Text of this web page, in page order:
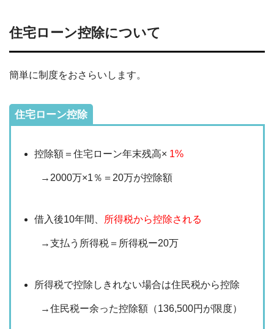
住宅ローン控除について
簡単に制度をおさらいします。
住宅ローン控除
控除額＝住宅ローン年末残高× 1%
→2000万×1％＝20万が控除額
借入後10年間、 所得税から控除される
→支払う所得税＝所得税ー20万
所得税で控除しきれない場合は住民税から控除
→住民税ー余った控除額（136,500円が限度）